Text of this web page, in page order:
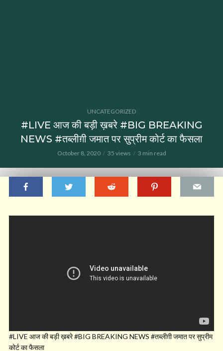
UNCATEGORIZED
#LIVE आज की बड़ी ख़बरे #BIG BREAKING
NEWS #तब्लीग़ी जमात पर सुप्रीम कोर्ट का फैसला
October 8, 2020 35 views 3 min read
#LIVE आज की बड़ी ख़बरे #BIG BREAKING NEWS #तब्लीग़ी जमात पर सुप्रीम
कोर्ट का फैसला